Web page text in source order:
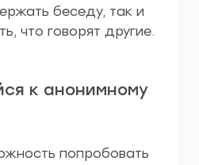
беседу, так и
что говорят другие.
к анонимному
попробовать